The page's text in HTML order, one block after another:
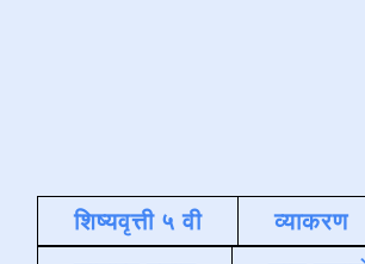
शिष्यवृत्ती ५ वी व्याकरण